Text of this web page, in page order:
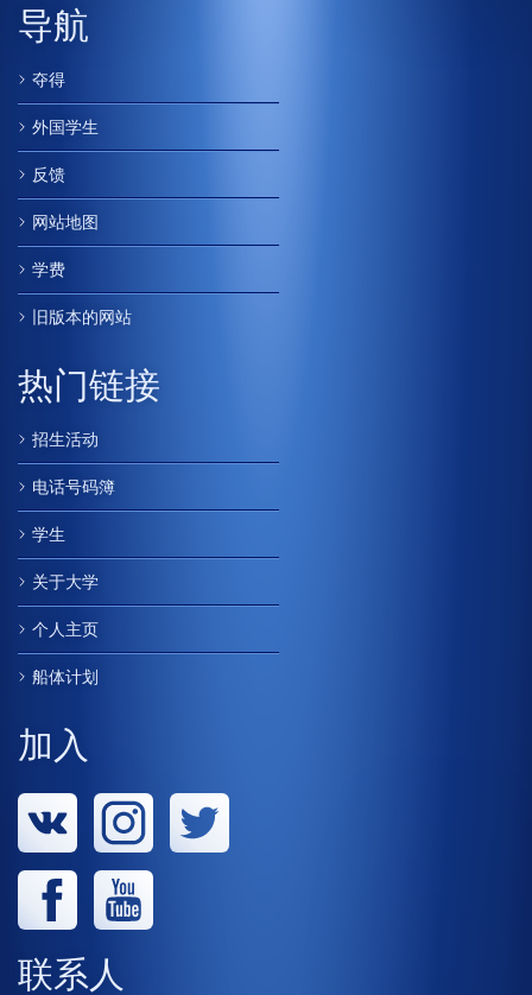
导航
夺得
外国学生
反馈
网站地图
学费
旧版本的网站
热门链接
招生活动
电话号码簿
学生
关于大学
个人主页
船体计划
加入
联系人